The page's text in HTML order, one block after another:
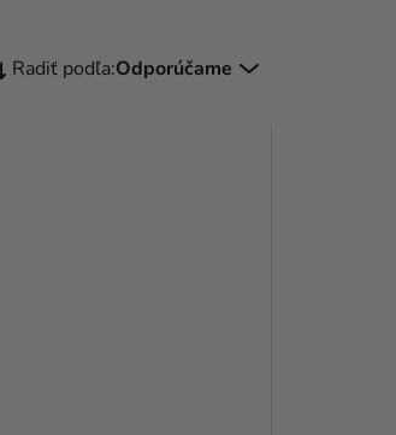
Radiť podľa:Odporúčame